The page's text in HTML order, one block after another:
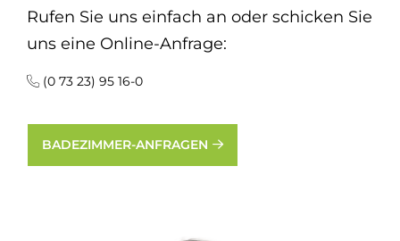
Rufen Sie uns einfach an oder schicken Sie
uns eine Online-Anfrage:
(0 73 23) 95 16-0
BADEZIMMER-ANFRAGEN